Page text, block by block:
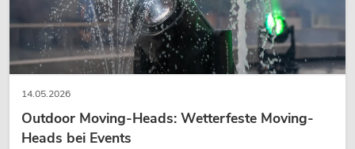
14.05.2026
Outdoor Moving-Heads: Wetterfeste Moving-
Heads bei Events